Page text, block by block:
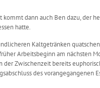
kommt dann auch Ben dazu, der
hatte.
Kaltgetränken
Arbeitsbeginn am nächsten
der Zwischenzeit bereits
des vorangegangenen